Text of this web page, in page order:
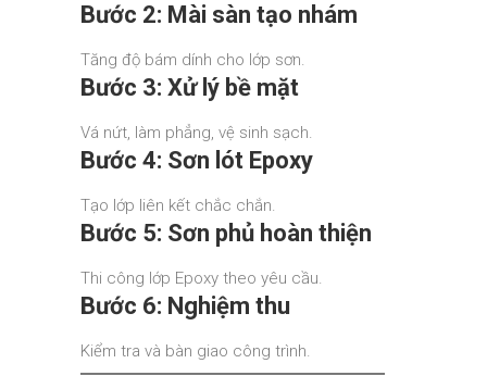
Bước 2: Mài sàn tạo nhám
Tăng độ bám dính cho lớp sơn.
Bước 3: Xử lý bề mặt
Vá nứt, làm phẳng, vệ sinh sạch.
Bước 4: Sơn lót Epoxy
Tạo lớp liên kết chắc chắn.
Bước 5: Sơn phủ hoàn thiện
Thi công lớp Epoxy theo yêu cầu.
Bước 6: Nghiệm thu
Kiểm tra và bàn giao công trình.